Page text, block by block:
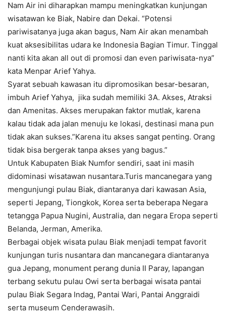
Nam Air ini diharapkan mampu meningkatkan kunjungan
wisatawan ke Biak, Nabire dan Dekai. “Potensi
pariwisatanya juga akan bagus, Nam Air akan menambah
kuat aksesibilitas udara ke Indonesia Bagian Timur. Tinggal
nanti kita akan all out di promosi dan even pariwisata-nya”
kata Menpar Arief Yahya.
Syarat sebuah kawasan itu dipromosikan besar-besaran,
imbuh Arief Yahya, jika sudah memiliki 3A. Akses, Atraksi
dan Amenitas. Akses merupakan faktor mutlak, karena
kalau tidak ada jalan menuju ke lokasi, destinasi mana pun
tidak akan sukses.”Karena itu akses sangat penting. Orang
tidak bisa bergerak tanpa akses yang bagus.”
Untuk Kabupaten Biak Numfor sendiri, saat ini masih
didominasi wisatawan nusantara.Turis mancanegara yang
mengunjungi pulau Biak, diantaranya dari kawasan Asia,
seperti Jepang, Tiongkok, Korea serta beberapa Negara
tetangga Papua Nugini, Australia, dan negara Eropa seperti
Belanda, Jerman, Amerika.
Berbagai objek wisata pulau Biak menjadi tempat favorit
kunjungan turis nusantara dan mancanegara diantaranya
gua Jepang, monument perang dunia II Paray, lapangan
terbang sekutu pulau Owi serta berbagai wisata pantai
pulau Biak Segara Indag, Pantai Wari, Pantai Anggraidi
serta museum Cenderawasih.